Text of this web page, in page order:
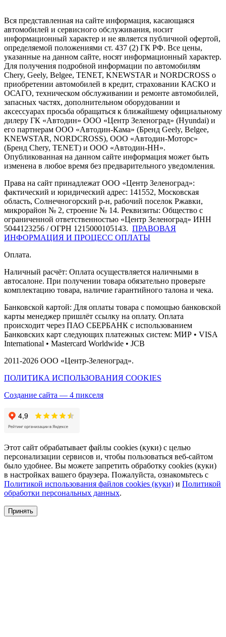
Вся представленная на сайте информация, касающаяся
автомобилей и сервисного обслуживания, носит
информационный характер и не является публичной офертой,
определяемой положениями ст. 437 (2) ГК РФ. Все цены,
указанные на данном сайте, носят информационный характер.
Для получения подробной информации по автомобилям
Chery, Geely, Belgee, TENET, KNEWSTAR и NORDCROSS о
приобретении автомобилей в кредит, страховании КАСКО и
ОСАГО, техническом обслуживании и ремонте автомобилей,
запасных частях, дополнительном оборудовании и
аксессуарах просьба обращаться к ближайшему официальному
дилеру ГК «Автодин» ООО «Центр Зеленоград» (Hyundai) и
его партнерам ООО «Автодин-Кама» (Бренд Geely, Belgee,
KNEWSTAR, NORDCROSS), ООО «Автодин-Моторс»
(Бренд Chery, TENET) и ООО «Автодин-НН».
Опубликованная на данном сайте информация может быть
изменена в любое время без предварительного уведомления.
Права на сайт принадлежат ООО «Центр Зеленоград»:
фактический и юридический адрес: 141552, Московская
область, Солнечногорский р-н, рабочий поселок Ржавки,
микрорайон № 2, строение № 14. Реквизиты: Общество с
ограниченной ответственностью «Центр Зеленоград» ИНН
5044123256 / ОГРН 1215000105143. ПРАВОВАЯ
ИНФОРМАЦИЯ И ПРОЦЕСС ОПЛАТЫ
Оплата.
Наличный раcчёт: Оплата осуществляется наличными в
автосалоне. При получении товара обязательно проверьте
комплектацию товара, наличие гарантийного талона и чека.
Банковской картой: Для оплаты товара с помощью банковской
карты менеджер пришлёт ссылку на оплату. Оплата
происходит через ПАО СБЕРБАНК с использованием
Банковских карт следующих платежных систем: МИР • VISA
International • Mastercard Worldwide • JCB
2011-2026 ООО «Центр-Зеленоград».
ПОЛИТИКА ИСПОЛЬЗОВАНИЯ COOKIES
Создание сайта — 4 пикселя
Этот сайт обрабатывает файлы cookies (куки) с целью
персонализации сервисов и, чтобы пользоваться веб-сайтом
было удобнее. Вы можете запретить обработку сookies (куки)
в настройках вашего браузера. Пожалуйста, ознакомьтесь с
Политикой использования файлов cookies (куки) и Политикой
обработки персональных данных.
Принять